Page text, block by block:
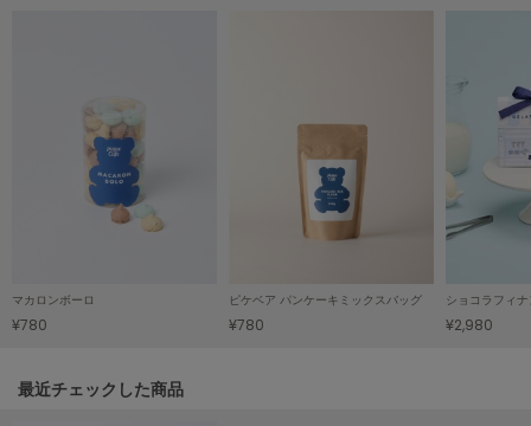
マカロンボーロ
¥780
ピケベア パンケーキミックスバッグ
¥780
ショコラフィ
¥2,980
関連記事
最近チェックした商品